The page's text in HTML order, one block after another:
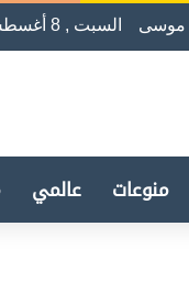
موسى السبت , 8 أغسطس 2026
منوعات عالمي